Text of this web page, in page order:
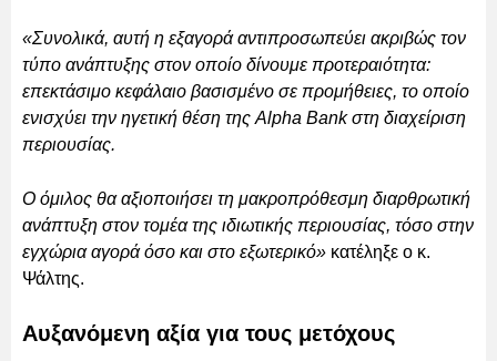
«Συνολικά, αυτή η εξαγορά αντιπροσωπεύει ακριβώς τον
τύπο ανάπτυξης στον οποίο δίνουμε προτεραιότητα:
επεκτάσιμο κεφάλαιο βασισμένο σε προμήθειες, το οποίο
ενισχύει την ηγετική θέση της Alpha Bank στη διαχείριση
περιουσίας.
Ο όμιλος θα αξιοποιήσει τη μακροπρόθεσμη διαρθρωτική
ανάπτυξη στον τομέα της ιδιωτικής περιουσίας, τόσο στην
εγχώρια αγορά όσο και στο εξωτερικό» κατέληξε ο κ.
Ψάλτης.
Αυξανόμενη αξία για τους μετόχους